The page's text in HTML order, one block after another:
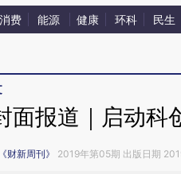
消费 能源 健康 环科 民生
面报道｜启动科
《财新周刊》 2019年第05期 出版日期